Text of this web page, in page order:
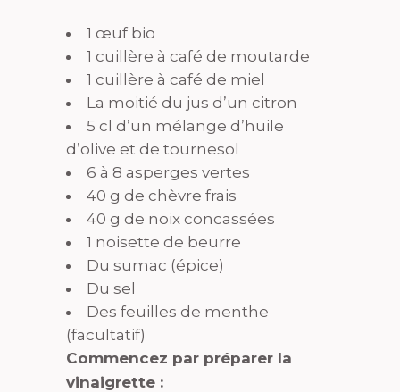
1 œuf bio
1 cuillère à café de moutarde
1 cuillère à café de miel
La moitié du jus d’un citron
5 cl d’un mélange d’huile
d’olive et de tournesol
6 à 8 asperges vertes
40 g de chèvre frais
40 g de noix concassées
1 noisette de beurre
Du sumac (épice)
Du sel
Des feuilles de menthe
(facultatif)
Commencez par préparer la
vinaigrette :